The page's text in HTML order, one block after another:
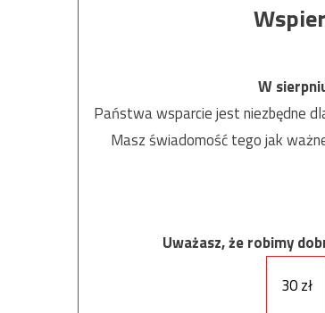
W
Państwa wsparcie jest niezbędne
Masz świadomość tego jak
Uważasz, że robimy
30 zł